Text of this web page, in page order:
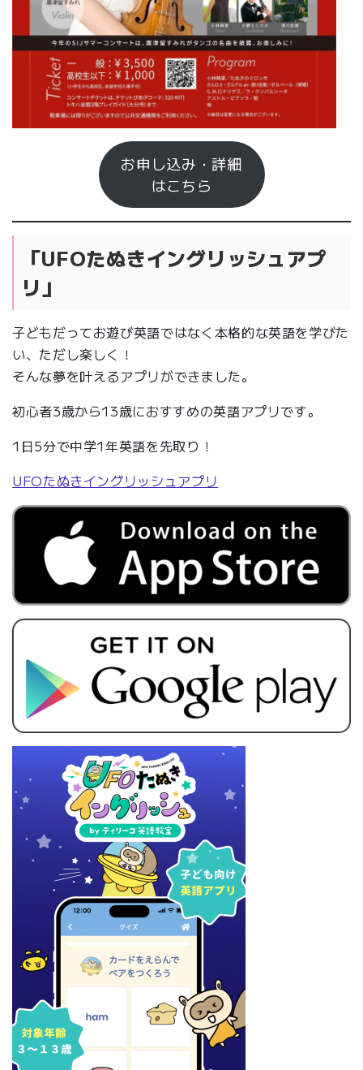
お申し込み・詳細
はこちら
「UFOたぬきイングリッシュアプ
リ」
子どもだってお遊び英語ではなく本格的な英語を学びた
い、ただし楽しく！
そんな夢を叶えるアプリができました。
初心者3歳から13歳におすすめの英語アプリです。
1日5分で中学1年英語を先取り！
UFOたぬきイングリッシュアプリ